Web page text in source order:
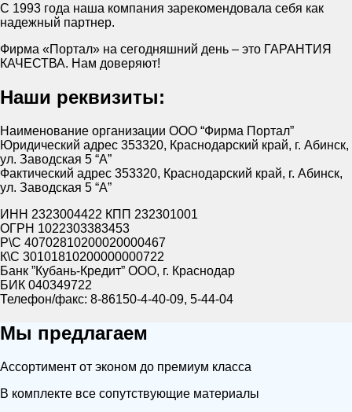
С 1993 года наша компания зарекомендовала себя как
надежный партнер.
Фирма «Портал» на сегодняшний день – это ГАРАНТИЯ
КАЧЕСТВА. Нам доверяют!
Наши реквизиты:
Наименование организации ООО “Фирма Портал”
Юридический адрес 353320, Краснодарский край, г. Абинск,
ул. Заводская 5 “А”
Фактический адрес 353320, Краснодарский край, г. Абинск,
ул. Заводская 5 “А”
ИНН 2323004422 КПП 232301001
ОГРН 1022303383453
Р\С 40702810200020000467
К\С 30101810200000000722
Банк ”Кубань-Кредит” ООО, г. Краснодар
БИК 040349722
Телефон/факс: 8-86150-4-40-09, 5-44-04
Мы предлагаем
Ассортимент от эконом до премиум класса
В комплекте все сопутствующие материалы